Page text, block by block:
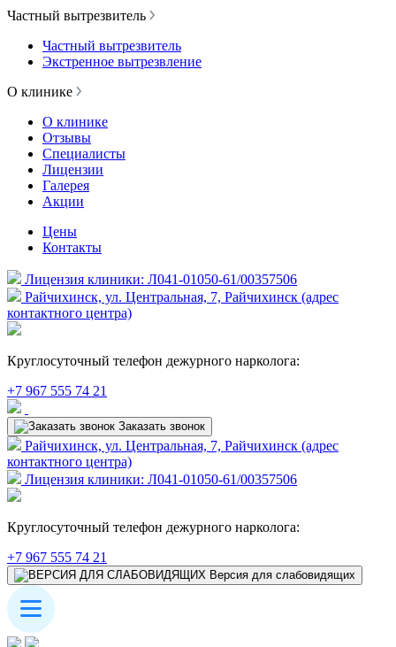
Частный вытрезвитель
Частный вытрезвитель
Экстренное вытрезвление
О клинике
О клинике
Отзывы
Специалисты
Лицензии
Галерея
Акции
Цены
Контакты
Лицензия клиники: Л041-01050-61/00357506
Райчихинск, ул. Центральная, 7, Райчихинск (адрес
контактного центра)
Круглосуточный телефон дежурного нарколога:
+7 967 555 74 21
Заказать звонок
Райчихинск, ул. Центральная, 7, Райчихинск (адрес
контактного центра)
Лицензия клиники: Л041-01050-61/00357506
Круглосуточный телефон дежурного нарколога:
+7 967 555 74 21
Версия для слабовидящих